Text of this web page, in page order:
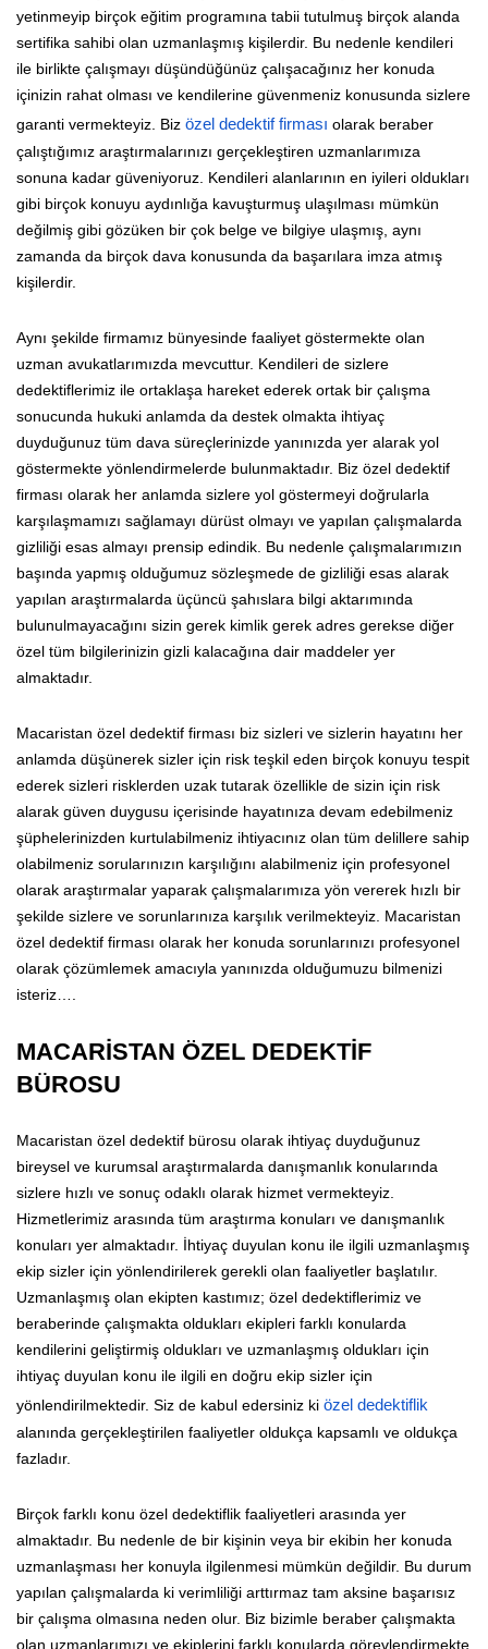
yetinmeyip birçok eğitim programına tabii tutulmuş birçok alanda
sertifika sahibi olan uzmanlaşmış kişilerdir. Bu nedenle kendileri
ile birlikte çalışmayı düşündüğünüz çalışacağınız her konuda
içinizin rahat olması ve kendilerine güvenmeniz konusunda sizlere
garanti vermekteyiz. Biz özel dedektif firması olarak beraber
çalıştığımız araştırmalarınızı gerçekleştiren uzmanlarımıza
sonuna kadar güveniyoruz. Kendileri alanlarının en iyileri oldukları
gibi birçok konuyu aydınlığa kavuşturmuş ulaşılması mümkün
değilmiş gibi gözüken bir çok belge ve bilgiye ulaşmış, aynı
zamanda da birçok dava konusunda da başarılara imza atmış
kişilerdir.
Aynı şekilde firmamız bünyesinde faaliyet göstermekte olan
uzman avukatlarımızda mevcuttur. Kendileri de sizlere
dedektiflerimiz ile ortaklaşa hareket ederek ortak bir çalışma
sonucunda hukuki anlamda da destek olmakta ihtiyaç
duyduğunuz tüm dava süreçlerinizde yanınızda yer alarak yol
göstermekte yönlendirmelerde bulunmaktadır. Biz özel dedektif
firması olarak her anlamda sizlere yol göstermeyi doğrularla
karşılaşmamızı sağlamayı dürüst olmayı ve yapılan çalışmalarda
gizliliği esas almayı prensip edindik. Bu nedenle çalışmalarımızın
başında yapmış olduğumuz sözleşmede de gizliliği esas alarak
yapılan araştırmalarda üçüncü şahıslara bilgi aktarımında
bulunulmayacağını sizin gerek kimlik gerek adres gerekse diğer
özel tüm bilgilerinizin gizli kalacağına dair maddeler yer
almaktadır.
Macaristan özel dedektif firması biz sizleri ve sizlerin hayatını her
anlamda düşünerek sizler için risk teşkil eden birçok konuyu tespit
ederek sizleri risklerden uzak tutarak özellikle de sizin için risk
alarak güven duygusu içerisinde hayatınıza devam edebilmeniz
şüphelerinizden kurtulabilmeniz ihtiyacınız olan tüm delillere sahip
olabilmeniz sorularınızın karşılığını alabilmeniz için profesyonel
olarak araştırmalar yaparak çalışmalarımıza yön vererek hızlı bir
şekilde sizlere ve sorunlarınıza karşılık verilmekteyiz. Macaristan
özel dedektif firması olarak her konuda sorunlarınızı profesyonel
olarak çözümlemek amacıyla yanınızda olduğumuzu bilmenizi
isteriz….
MACARİSTAN ÖZEL DEDEKTİF
BÜROSU
Macaristan özel dedektif bürosu olarak ihtiyaç duyduğunuz
bireysel ve kurumsal araştırmalarda danışmanlık konularında
sizlere hızlı ve sonuç odaklı olarak hizmet vermekteyiz.
Hizmetlerimiz arasında tüm araştırma konuları ve danışmanlık
konuları yer almaktadır. İhtiyaç duyulan konu ile ilgili uzmanlaşmış
ekip sizler için yönlendirilerek gerekli olan faaliyetler başlatılır.
Uzmanlaşmış olan ekipten kastımız; özel dedektiflerimiz ve
beraberinde çalışmakta oldukları ekipleri farklı konularda
kendilerini geliştirmiş oldukları ve uzmanlaşmış oldukları için
ihtiyaç duyulan konu ile ilgili en doğru ekip sizler için
yönlendirilmektedir. Siz de kabul edersiniz ki özel dedektiflik
alanında gerçekleştirilen faaliyetler oldukça kapsamlı ve oldukça
fazladır.
Birçok farklı konu özel dedektiflik faaliyetleri arasında yer
almaktadır. Bu nedenle de bir kişinin veya bir ekibin her konuda
uzmanlaşması her konuyla ilgilenmesi mümkün değildir. Bu durum
yapılan çalışmalarda ki verimliliği arttırmaz tam aksine başarısız
bir çalışma olmasına neden olur. Biz bizimle beraber çalışmakta
olan uzmanlarımızı ve ekiplerini farklı konularda görevlendirmekte